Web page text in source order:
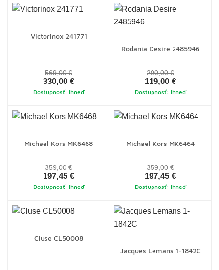
Victorinox 241771
569,00 €
330,00 €
Dostupnosť: ihneď
Rodania Desire 2485946
200,00 €
119,00 €
Dostupnosť: ihneď
Michael Kors MK6468
359,00 €
197,45 €
Dostupnosť: ihneď
Michael Kors MK6464
359,00 €
197,45 €
Dostupnosť: ihneď
Cluse CL50008
Jacques Lemans 1-1842C